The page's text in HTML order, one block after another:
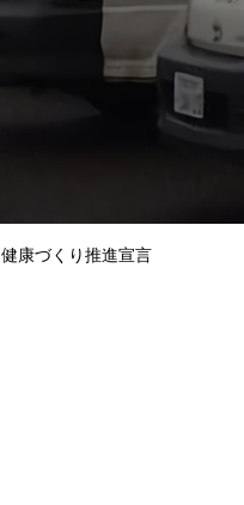
健康づくり推進宣言